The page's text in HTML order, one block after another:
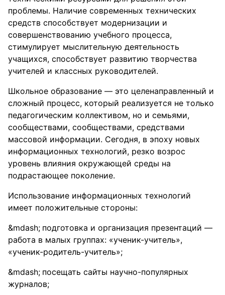
проблемы. Наличие современных технических
средств способствует модернизации и
совершенствованию учебного процесса,
стимулирует мыслительную деятельность
учащихся, способствует развитию творчества
учителей и классных руководителей.
Школьное образование — это целенаправленный и
сложный процесс, который реализуется не только
педагогическим коллективом, но и семьями,
сообществами, сообществами, средствами
массовой информации. Сегодня, в эпоху новых
информационных технологий, резко возрос
уровень влияния окружающей среды на
подрастающее поколение.
Использование информационных технологий
имеет положительные стороны:
подготовка и организация презентаций —
работа в малых группах: «ученик-учитель»,
«ученик-родитель-учитель»;
посещать сайты научно-популярных
журналов;